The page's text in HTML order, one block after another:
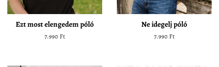
Ezt most elengedem póló
Normál
7.990 Ft
Ne idegelj póló
Normál
7.990 Ft